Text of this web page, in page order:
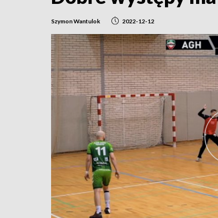
Szymon Wantulok 2022-12-12